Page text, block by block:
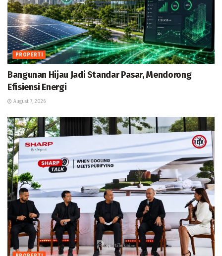
PROPERTI
Bangunan Hijau Jadi Standar Pasar, Mendorong
Efisiensi Energi
August 7, 2026